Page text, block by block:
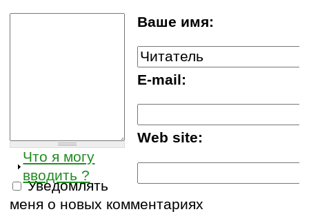
Ваше имя:
E-mail:
Web site:
Что я могу
вводить ?
Уведомлять
меня о новых комментариях